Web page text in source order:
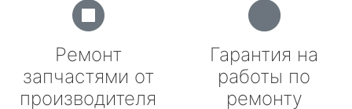
Ремонт
запчастями от
производителя
Гарантия на
работы по
ремонту